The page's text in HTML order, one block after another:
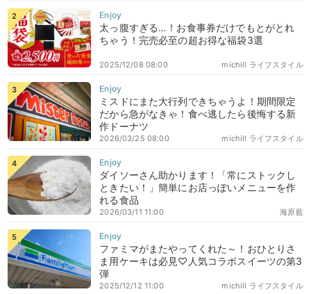
太っ腹すぎる…！お食事券だけでもとがとれ
ちゃう！完売必至の超お得な福袋3選
michill ライフスタイル
2025/12/08 08:00
ミスドにまた大行列できちゃうよ！期間限定
だから急がなきゃ！食べ逃したら後悔する新
作ドーナツ
michill ライフスタイル
2026/03/25 08:00
ダイソーさん助かります！「常にストックし
ときたい！」簡単にお店っぽいメニューを作
れる食品
海原藍
2026/03/11 11:00
ファミマがまたやってくれた～！おひとりさ
ま用ケーキは必見♡人気コラボスイーツの第3
弾
michill ライフスタイル
2025/12/12 11:00